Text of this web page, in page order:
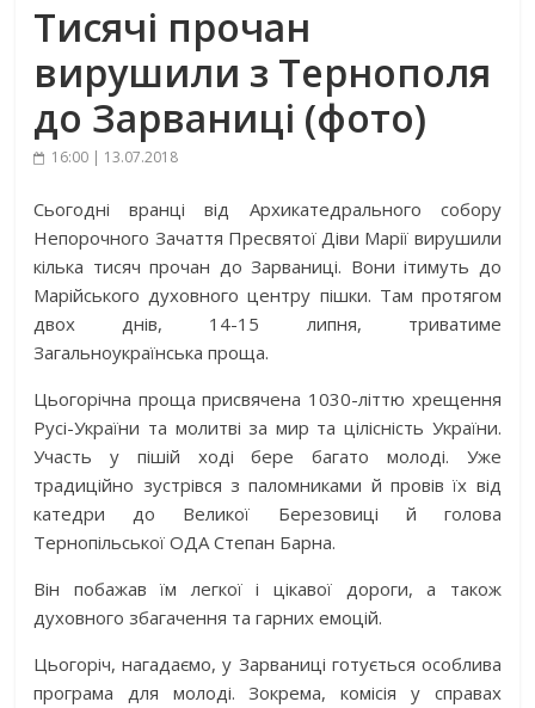
Тисячі прочан
вирушили з Тернополя
до Зарваниці (фото)
16:00 | 13.07.2018
Сьогодні вранці від Архикатедрального собору
Непорочного Зачаття Пресвятої Діви Марії вирушили
кілька тисяч прочан до Зарваниці. Вони ітимуть до
Марійського духовного центру пішки. Там протягом
двох днів, 14-15 липня, триватиме
Загальноукраїнська проща.
Цьогорічна проща присвячена 1030-літтю хрещення
Русі-України та молитві за мир та цілісність України.
Участь у пішій ході бере багато молоді. Уже
традиційно зустрівся з паломниками й провів їх від
катедри до Великої Березовиці й голова
Тернопільської ОДА Степан Барна.
Він побажав їм легкої і цікавої дороги, а також
духовного збагачення та гарних емоцій.
Цьогоріч, нагадаємо, у Зарваниці готується особлива
програма для молоді. Зокрема, комісія у справах